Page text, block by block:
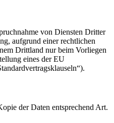
von Diensten Dritter
aufgrund einer rechtlichen
Drittland nur beim Vorliegen
eines der EU
der Daten entsprechend Art.